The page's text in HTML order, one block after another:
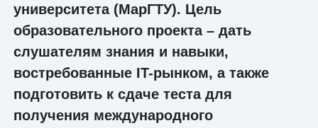
университета (МарГТУ). Цель
образовательного проекта – дать
слушателям знания и навыки,
востребованные IT-рынком, а также
подготовить к сдаче теста для
получения международного